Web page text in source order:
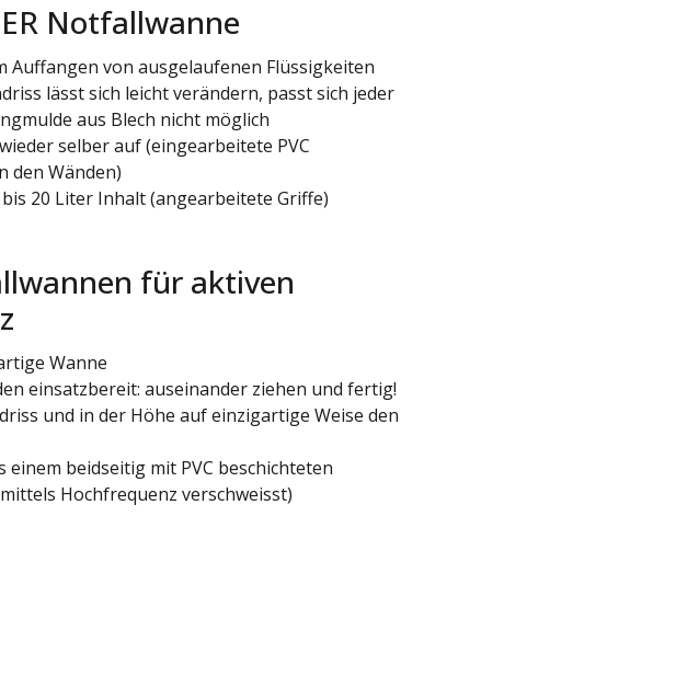
Notfallwanne
Auffangen von ausgelaufenen Flüssigkeiten
lässt sich leicht verändern, passt sich jeder
aus Blech nicht möglich
selber auf (eingearbeitete PVC
den Wänden)
20 Liter Inhalt (angearbeitete Griffe)
für aktiven
Wanne
einsatzbereit: auseinander ziehen und fertig!
und in der Höhe auf einzigartige Weise den
einem beidseitig mit PVC beschichteten
Hochfrequenz verschweisst)